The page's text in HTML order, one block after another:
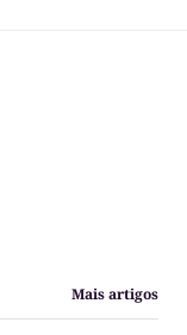
Mais artigos